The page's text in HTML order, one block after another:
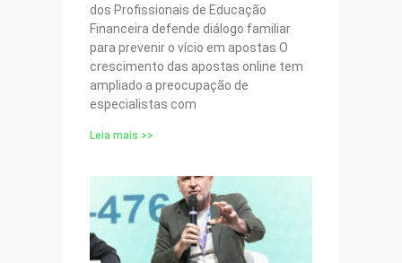
dos Profissionais de Educação
Financeira defende diálogo familiar
para prevenir o vício em apostas O
crescimento das apostas online tem
ampliado a preocupação de
especialistas com
Leia mais >>